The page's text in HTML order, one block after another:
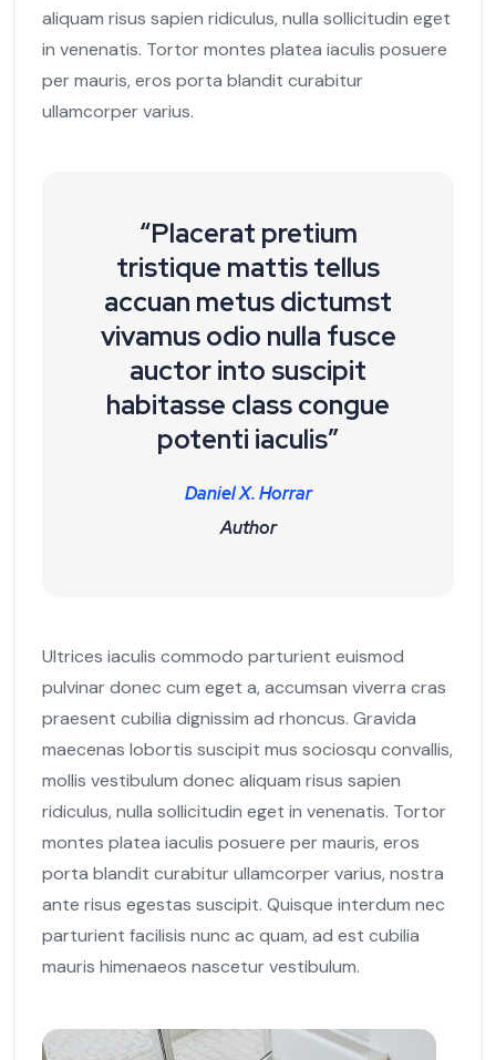
aliquam risus sapien ridiculus, nulla sollicitudin eget
in venenatis. Tortor montes platea iaculis posuere
per mauris, eros porta blandit curabitur
ullamcorper varius.
“Placerat pretium
tristique mattis tellus
accuan metus dictumst
vivamus odio nulla fusce
auctor into suscipit
habitasse class congue
potenti iaculis”
Daniel X. Horrar
Author
Ultrices iaculis commodo parturient euismod
pulvinar donec cum eget a, accumsan viverra cras
praesent cubilia dignissim ad rhoncus. Gravida
maecenas lobortis suscipit mus sociosqu convallis,
mollis vestibulum donec aliquam risus sapien
ridiculus, nulla sollicitudin eget in venenatis. Tortor
montes platea iaculis posuere per mauris, eros
porta blandit curabitur ullamcorper varius, nostra
ante risus egestas suscipit. Quisque interdum nec
parturient facilisis nunc ac quam, ad est cubilia
mauris himenaeos nascetur vestibulum.